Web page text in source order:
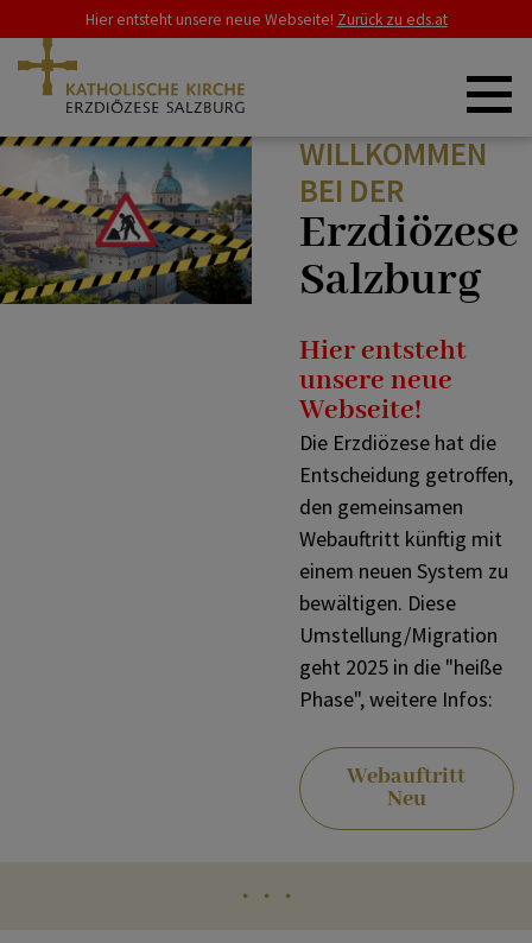
Hier entsteht unsere neue Webseite! Zurück zu eds.at
ERZDIÖZESE
SCHWERPUNKTE
GLAUBE & LEBEN
KOMMUNIKATION
VERANSTALTUNGEN
WILLKOMMEN
BEI DER
Erzdiözese
Salzburg
Hier entsteht
unsere neue
Webseite!
Die Erzdiözese hat die
Entscheidung getroffen,
den gemeinsamen
Webauftritt künftig mit
einem neuen System zu
bewältigen. Diese
Umstellung/Migration
geht 2025 in die "heiße
Phase", weitere Infos:
Webauftritt
Neu
・・・